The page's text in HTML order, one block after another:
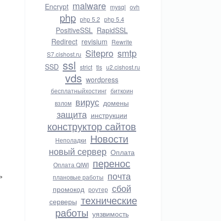
Encrypt malware mysql ovh
php php 5.2 php 5.4
PositiveSSL RapidSSL
Redirect revisium Rewrite
S7.cishost.ru Sitepro smtp
SSD ssl strict tls u2.cishost.ru
vds wordpress
бесплатныйхостинг биткоин
взлом вирус домены
защита инструкции
конструктор сайтов
Неполадки Новости
новый сервер Оплата
Оплата QIWI перенос
плановые работы почта
промокод роутер сбой
серверы технические
работы уязвимость